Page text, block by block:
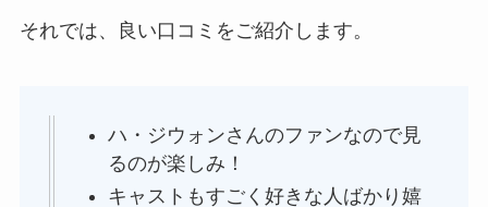
それでは、良い口コミをご紹介します。
ハ・ジウォンさんのファンなので見
るのが楽しみ！
キャストもすごく好きな人ばかり嬉